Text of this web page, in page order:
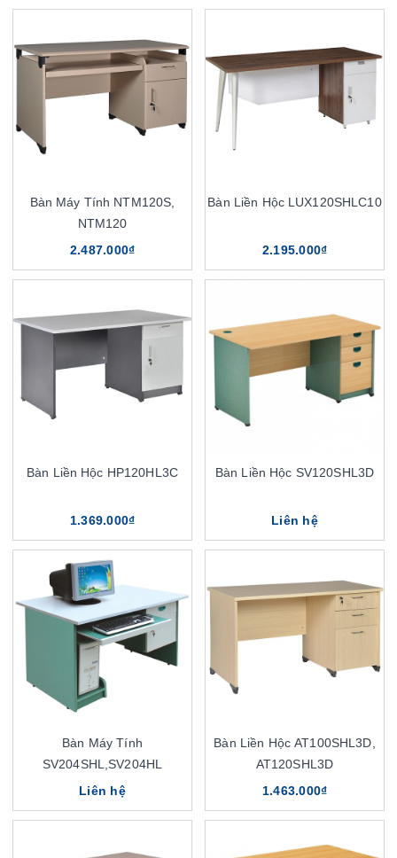
Bàn Máy Tính NTM120S,
NTM120
2.487.000₫
Bàn Liền Hộc LUX120SHLC10
2.195.000₫
Bàn Liền Hộc HP120HL3C
1.369.000₫
Bàn Liền Hộc SV120SHL3D
Liên hệ
Bàn Máy Tính
SV204SHL,SV204HL
Liên hệ
Bàn Liền Hộc AT100SHL3D,
AT120SHL3D
1.463.000₫